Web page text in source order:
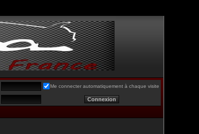
Me connecter automatiquement à chaque visite